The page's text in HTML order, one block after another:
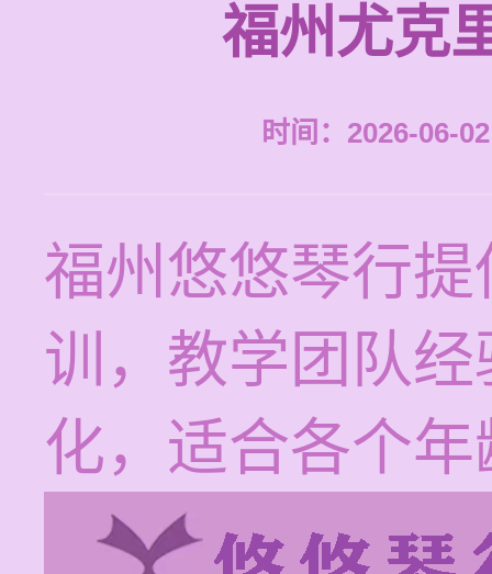
福州尤克
时间：2026-06-
福州悠悠琴行
训，教学团队
化，适合各个